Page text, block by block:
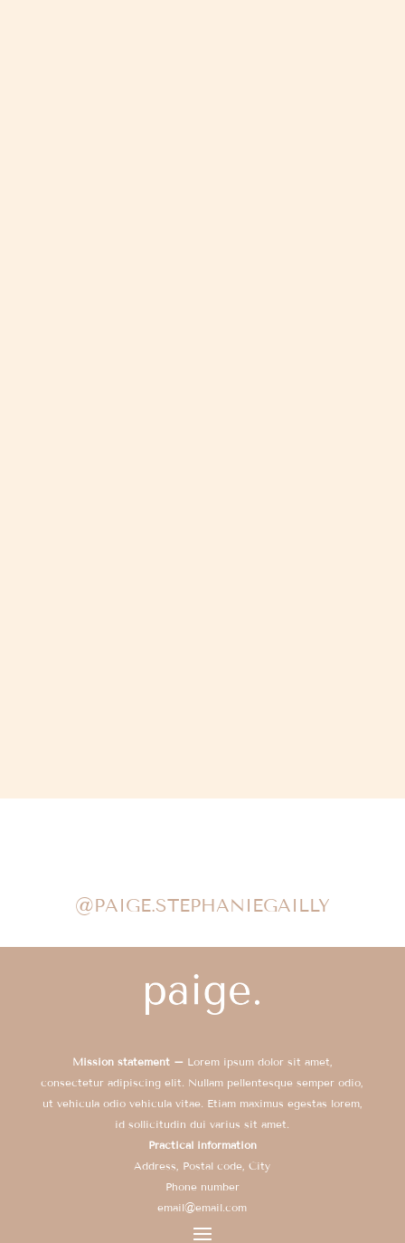
@PAIGE.STEPHANIEGAILLY
Mission statement – Lorem ipsum dolor sit amet,
consectetur adipiscing elit. Nullam pellentesque semper odio,
ut vehicula odio vehicula vitae. Etiam maximus egestas lorem,
id sollicitudin dui varius sit amet.
Practical information
Address, Postal code, City
Phone number
email@email.com